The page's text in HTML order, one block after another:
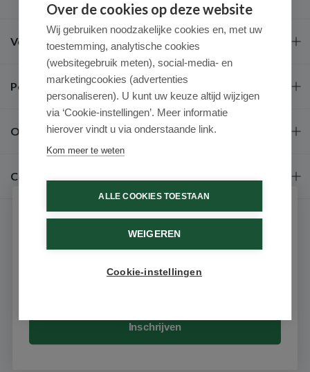
Veel gestelde vragen
Populaire merken
Over ons
Contact
9.6 / 10 (531 beoordelingen)
Over de cookies op deze website
Wij gebruiken noodzakelijke cookies en, met uw
toestemming, analytische cookies
(websitegebruik meten), social-media- en
marketingcookies (advertenties
personaliseren). U kunt uw keuze altijd wijzigen
via ‘Cookie-instellingen’. Meer informatie
hierover vindt u via onderstaande link.
Kom meer te weten
ALLE COOKIES TOESTAAN
WEIGEREN
Cookie-instellingen
Schrijf je in voor onze nieuwsbrief
Ontvang als eerste de beste aanbiedingen en persoonlijk
advies
Inschrijven